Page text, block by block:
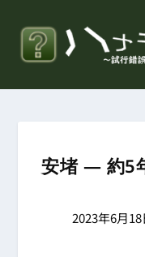
安堵 ― 約5
2023年6月